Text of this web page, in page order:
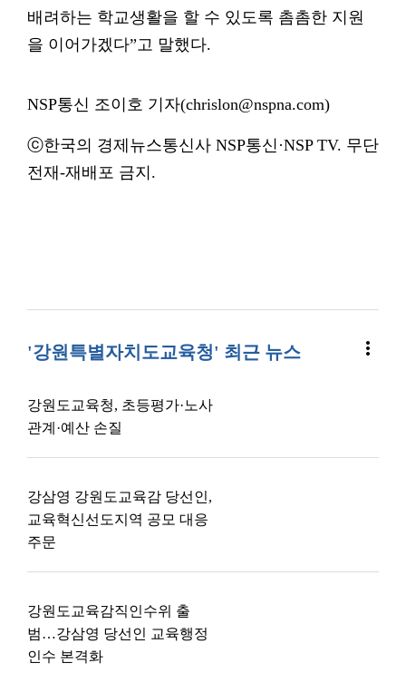
배려하는 학교생활을 할 수 있도록 촘촘한 지원
을 이어가겠다”고 말했다.
NSP통신 조이호 기자(chrislon@nspna.com)
ⓒ한국의 경제뉴스통신사 NSP통신·NSP TV. 무단
전재-재배포 금지.
'강원특별자치도교육청' 최근 뉴스 more_vert
강원도교육청, 초등평가·노사
관계·예산 손질
강삼영 강원도교육감 당선인,
교육혁신선도지역 공모 대응
주문
강원도교육감직인수위 출
범…강삼영 당선인 교육행정
인수 본격화